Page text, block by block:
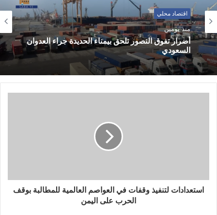
اقتصاد محلي
منذ يومين
أضرار تفوق التصور تلحق بيمناء الحديدة جراء العدوان
السعودي
استعدادات لتنفيذ وقفات في العواصم العالمية للمطالبة بوقف
الحرب على اليمن